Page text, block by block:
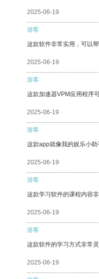
2025-06-19
游客
这款软件非常实用，可以
2025-06-19
游客
这款加速器VPM应用程序
2025-06-19
游客
这款app就像我的娱乐小助
2025-06-19
游客
这款学习软件的课程内容
2025-06-19
游客
这款软件的学习方式非常
2025-06-19